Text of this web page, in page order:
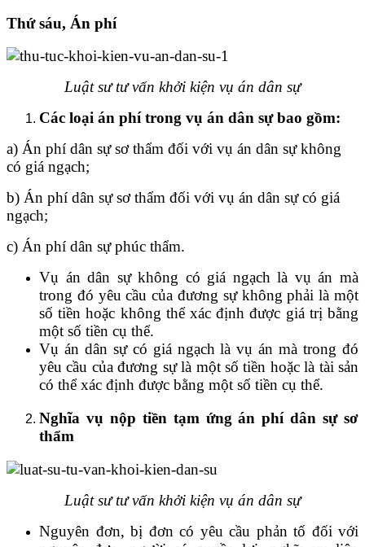
Thứ sáu, Án phí
Luật sư tư vấn khởi kiện vụ án dân sự
Các loại án phí trong vụ án dân sự bao gồm:
a) Án phí dân sự sơ thẩm đối với vụ án dân sự không
có giá ngạch;
b) Án phí dân sự sơ thẩm đối với vụ án dân sự có giá
ngạch;
c) Án phí dân sự phúc thẩm.
Vụ án dân sự không có giá ngạch là vụ án mà
trong đó yêu cầu của đương sự không phải là một
số tiền hoặc không thể xác định được giá trị bằng
một số tiền cụ thể.
Vụ án dân sự có giá ngạch là vụ án mà trong đó
yêu cầu của đương sự là một số tiền hoặc là tài sản
có thể xác định được bằng một số tiền cụ thể.
Nghĩa vụ nộp tiền tạm ứng án phí dân sự sơ
thẩm
Luật sư tư vấn khởi kiện vụ án dân sự
Nguyên đơn, bị đơn có yêu cầu phản tố đối với